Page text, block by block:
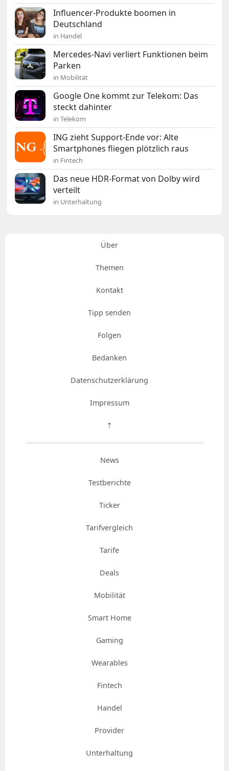
Influencer-Produkte boomen in
Deutschland
in Handel
Mercedes-Navi verliert Funktionen beim
Parken
in Mobilität
Google One kommt zur Telekom: Das
steckt dahinter
in Telekom
ING zieht Support-Ende vor: Alte
Smartphones fliegen plötzlich raus
in Fintech
Das neue HDR-Format von Dolby wird
verteilt
in Unterhaltung
Über
Themen
Kontakt
Tipp senden
Folgen
Bedanken
Datenschutzerklärung
Impressum
⇡
News
Testberichte
Ticker
Tarifvergleich
Tarife
Deals
Mobilität
Smart Home
Gaming
Wearables
Fintech
Handel
Provider
Unterhaltung